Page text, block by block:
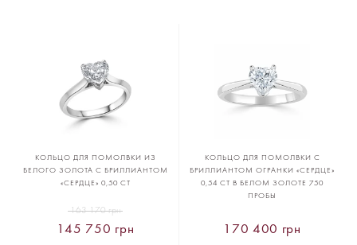
КОЛЬЦО ДЛЯ ПОМОЛВКИ ИЗ
БЕЛОГО ЗОЛОТА С БРИЛЛИАНТОМ
«СЕРДЦЕ» 0,50 CT
145 750 грн
163 170 грн
КОЛЬЦО ДЛЯ ПОМОЛВКИ С
БРИЛЛИАНТОМ ОГРАНКИ «СЕРДЦЕ»
0,54 CT В БЕЛОМ ЗОЛОТЕ 750
ПРОБЫ
170 400 грн